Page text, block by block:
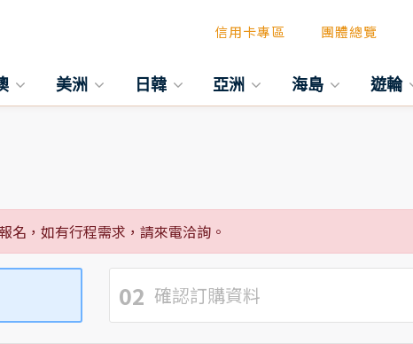
信用卡專區 團體總覽
美洲 日韓 亞洲 海島 遊輪
名，如有行程需求，請來電洽詢。
02 確認訂購資料